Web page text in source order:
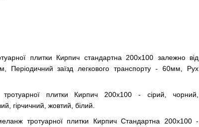
плитки Кирпич стандартна 200х100 залежно від
Періодичний заїзд легкового транспорту - 60мм, Рух
плитки Кирпич 200х100 - сірий, чорний,
гірчичний, жовтий, білий.
тротуарної плитки Кирпич Стандартна 200х100 -